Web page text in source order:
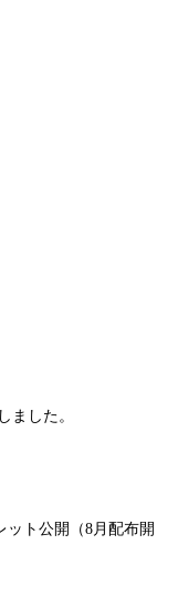
ました。
ット公開（8月配布開